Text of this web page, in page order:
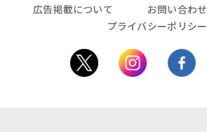
広告掲載について
お問い合わせ
プライバシーポリシー